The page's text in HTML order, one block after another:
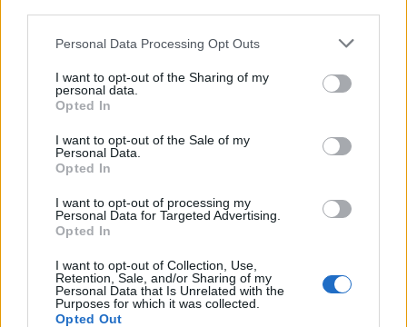
Personal Data Processing Opt Outs
I want to opt-out of the Sharing of my
personal data.
Opted In
I want to opt-out of the Sale of my
Personal Data.
Opted In
I want to opt-out of processing my
Personal Data for Targeted Advertising.
Opted In
I want to opt-out of Collection, Use,
Retention, Sale, and/or Sharing of my
Personal Data that Is Unrelated with the
Purposes for which it was collected.
Opted Out
Skoda: Ξεκίνησε η παραγωγή του
νέου Peaq – Δείτε Video από τη
γραμμή παραγωγής
WEB TV 6.8.2026